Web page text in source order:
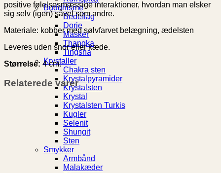
Buddhisme
Bedeflag
Dorje
Masker
Thangka
Tingsha
Krystaller
Chakra sten
Krystalpyramider
Krystalsten
Krystal
Krystalsten Turkis
Kugler
Selenit
Shungit
Sten
Smykker
Armbånd
Malakæder
positive følelsesmæssige interaktioner, hvordan man elsker
sig selv (igen) såvel som andre.
Materiale: kobber med sølvfarvet belægning, ædelsten
Leveres uden snor eller kæde.
Størrelse: 4 cm.
Relaterede varer